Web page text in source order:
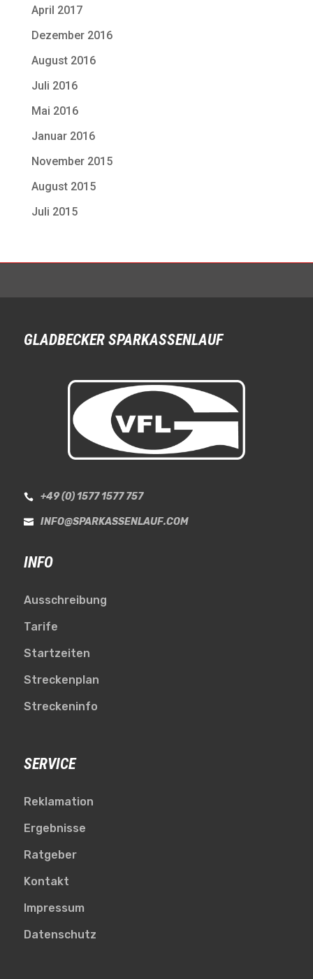
April 2017
Dezember 2016
August 2016
Juli 2016
Mai 2016
Januar 2016
November 2015
August 2015
Juli 2015
GLADBECKER SPARKASSENLAUF
 +49 (0) 1577 1577 757
 INFO@SPARKASSENLAUF.COM
INFO
Ausschreibung
Tarife
Startzeiten
Streckenplan
Streckeninfo
SERVICE
Reklamation
Ergebnisse
Ratgeber
Kontakt
Impressum
Datenschutz